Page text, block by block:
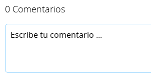
0 Comentarios